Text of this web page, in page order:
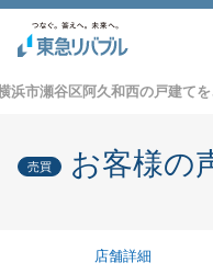
浜市瀬谷区阿久和西の戸建て
売買 お客様の
店舗詳細